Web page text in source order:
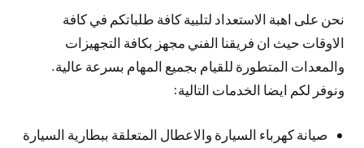
نحن على اهبة الاستعداد لتلبية كافة طلباتكم في كافة
الاوقات حيث ان فريقنا الفني مجهز بكافة التجهيزات
والمعدات المتطورة للقيام بجميع المهام بسرعة عالية.
ونوفر لكم ايضا الخدمات التالية:
صيانة كهرباء السيارة والاعطال المتعلقة ببطارية السيارة